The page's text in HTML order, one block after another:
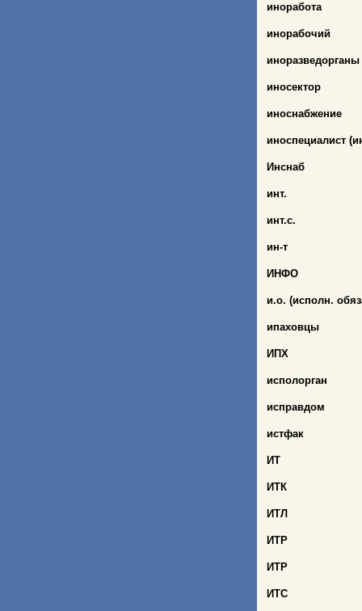
иноработа
инорабочий
иноразведорганы
иносектор
иноснабжение
иноспециалист
Инснаб
инт.
инт.с.
ин-т
ИНФО
и.о. (исполн.
ипаховцы
ИПХ
исполорган
исправдом
истфак
ИТ
ИТК
ИТЛ
ИТР
ИТР
ИТС